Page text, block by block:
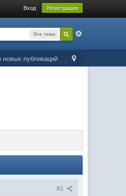
Вход Регистрация
Эта тема
новых публикаций
#1